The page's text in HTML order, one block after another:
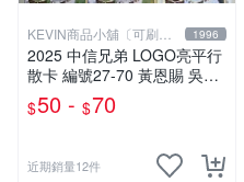
KEVIN商品小舖〔可刷
卡〕
1996
2025 中信兄弟 LOGO亮平行
散卡 編號27-70 黃恩賜 吳俊
偉 陳英睿 高秉洋 焦子杰 王
興楷 曾頌恩（最後7張）
$50 - $70
近期銷量12件